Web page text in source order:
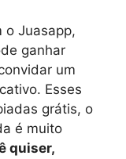
o Juasapp,
ganhar
um
Esses
grátis, o
é muito
quiser,